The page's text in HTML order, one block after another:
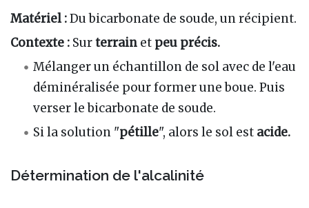
Matériel :Du bicarbonate de soude, un récipient.
Contexte : Surterrain et peu précis.
Mélanger un échantillon de sol avec de l'eau
déminéralisée pour former une boue. Puis
verser le bicarbonate de soude.
Si la solution "pétille", alors le sol est acide.
Détermination de l'alcalinité